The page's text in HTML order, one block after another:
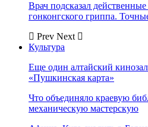
Врач подсказал
гонконгского гриппа.
Prev Next
Культура
Еще один алтайский
«Пушкинская карта»
Что объединяло краевую
механическую мастерскую